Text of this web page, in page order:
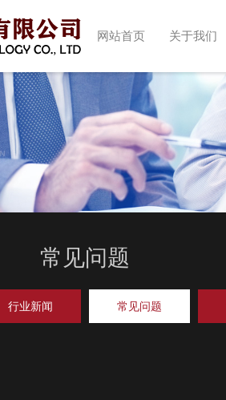
网站首页 关于我们
常见问题
行业新闻 常见问题